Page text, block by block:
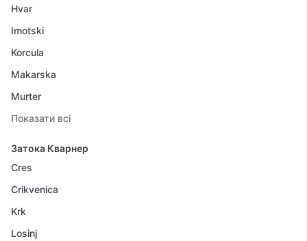
Hvar
Imotski
Korcula
Makarska
Murter
Показати всі
Затока Кварнер
Cres
Crikvenica
Krk
Losinj